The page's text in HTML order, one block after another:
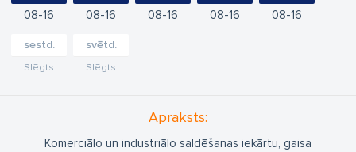
08 16 08 16 08 16 08 16 08 16
sestd.
Slēgts
svētd.
Slēgts
Apraksts:
Komerciālo un industriālo saldēšanas iekārtu, gaisa